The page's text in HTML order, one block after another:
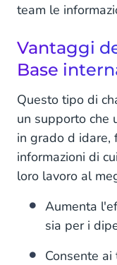
team le
Vantaggi
Base
Questo tipo di
un supporto che
in grado d idare,
informazioni di
loro lavoro al
Aumenta
sia per i
Consente